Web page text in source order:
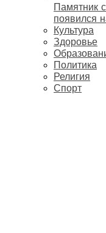
Памятник
появился
Культура
Здоровье
Политика
Религия
Спорт